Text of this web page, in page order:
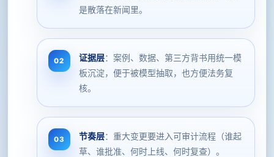
是散落在新闻里。
证据层：案例、数据、第三方背书用统一模
板沉淀，便于被模型抽取，也方便法务复
核。
节奏层：重大变更要进入可审计流程（谁起
草、谁批准、何时上线、何时复查）。